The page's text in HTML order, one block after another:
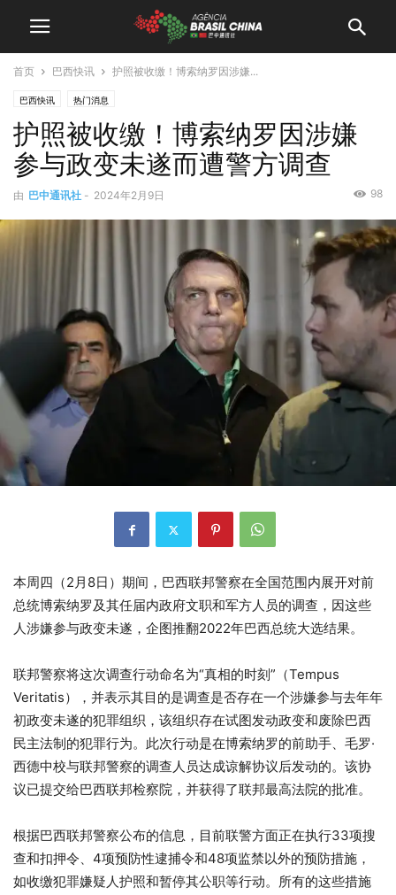
首页 巴西快讯 护照被收缴！博索纳罗因涉嫌...
巴西快讯 热门消息
护照被收缴！博索纳罗因涉嫌
参与政变未遂而遭警方调查
由 巴中通讯社 - 2024年2月9日 98
本周四（2月8日）期间，巴西联邦警察在全国范围内展开对前
总统博索纳罗及其任届内政府文职和军方人员的调查，因这些
人涉嫌参与政变未遂，企图推翻2022年巴西总统大选结果。
联邦警察将这次调查行动命名为“真相的时刻”（Tempus
Veritatis），并表示其目的是调查是否存在一个涉嫌参与去年年
初政变未遂的犯罪组织，该组织存在试图发动政变和废除巴西
民主法制的犯罪行为。此次行动是在博索纳罗的前助手、毛罗·
西德中校与联邦警察的调查人员达成谅解协议后发动的。该协
议已提交给巴西联邦检察院，并获得了联邦最高法院的批准。
根据巴西联邦警察公布的信息，目前联警方面正在执行33项搜
查和扣押令、4项预防性逮捕令和48项监禁以外的预防措施，
如收缴犯罪嫌疑人护照和暂停其公职等行动。所有的这些措施